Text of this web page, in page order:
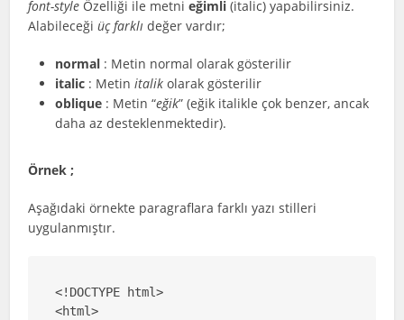
font-style Özelliği ile metnieğimli (italic) yapabilirsiniz.
Alabileceğiüç farklı değer vardır;
normal : Metin normal olarak gösterilir
italic : Metinitalik olarak gösterilir
oblique : Metin “eğik” (eğik italikle çok benzer, ancak
daha az desteklenmektedir).
Örnek ;
Aşağıdaki örnekte paragraflara farklı yazı stilleri
uygulanmıştır.
<!DOCTYPE html>
<html>